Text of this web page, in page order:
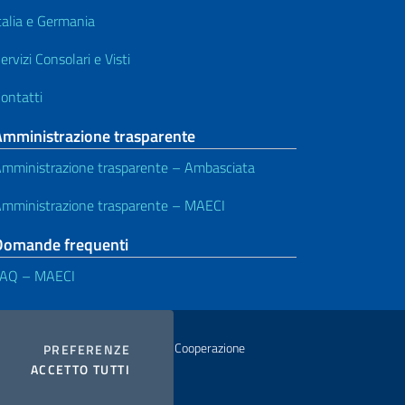
PREFERENZE COOKIES
ACCETTO TUTTI
e Germania
Consolari e Visti
trasparente
trasparente – Ambasciata
trasparente – MAECI
frequenti
– MAECI
degli Affari Esteri e della Cooperazione